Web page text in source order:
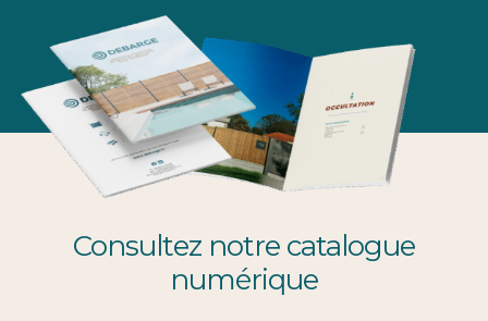
Consultez notre catalogue
numérique